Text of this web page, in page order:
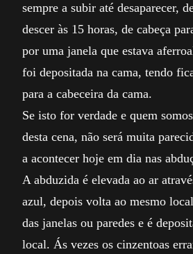
sempre a subir até desaparecer,
descer às 15 horas, de cabeça
por uma janela que estava
foi depositada na cama, tendo
para a cabeceira da cama.
Se isto for verdade e quem
desta cena, não será muita
a acontecer hoje em dia nas
A abduzida é elevada ao ar
azul, depois volta ao mesmo
das janelas ou paredes e é
local. Ás vezes os cinzentoas